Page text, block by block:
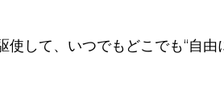
して、いつでもどこでも“自